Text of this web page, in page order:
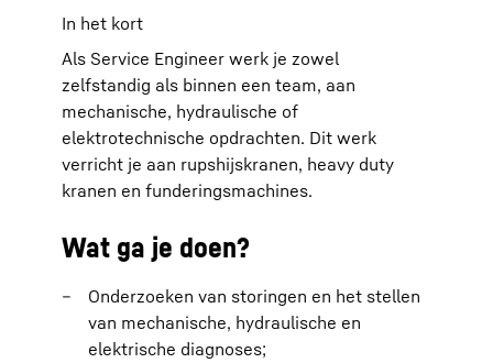
In het kort
Als Service Engineer werk je zowel
zelfstandig als binnen een team, aan
mechanische, hydraulische of
elektrotechnische opdrachten. Dit werk
verricht je aan rupshijskranen, heavy duty
kranen en funderingsmachines.
Wat ga je doen?
Onderzoeken van storingen en het stellen
van mechanische, hydraulische en
elektrische diagnoses;